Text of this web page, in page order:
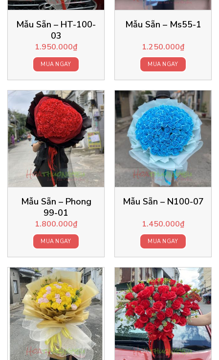
Mẫu Sẵn – HT-100-
03
1.950.000₫
MUA NGAY
Mẫu Sẵn – Ms55-1
1.250.000₫
MUA NGAY
Mẫu Sẵn – Phong
99-01
1.800.000₫
MUA NGAY
Mẫu Sẵn – N100-07
1.450.000₫
MUA NGAY